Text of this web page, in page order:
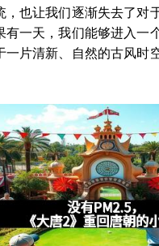
，也让我们逐渐失去了对
有一天，我们能够进入一
一片清新、自然的古风时